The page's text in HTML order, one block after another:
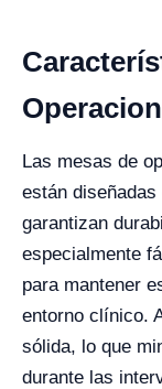
Las mesas de
están
garantizan
especialmente
para mantener
entorno clínico.
sólida, lo que
durante las